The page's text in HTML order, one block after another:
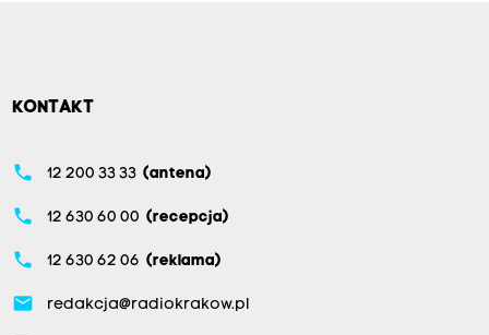
KONTAKT
phone 12 200 33 33 (antena)
phone 12 630 60 00 (recepcja)
phone 12 630 62 06 (reklama)
email redakcja@radiokrakow.pl